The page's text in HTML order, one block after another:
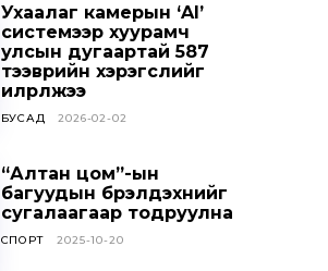
Ухаалаг камерын ‘AI’
системээр хуурамч
улсын дугаартай 587
тээврийн хэрэгслийг
илрүүлжээ
БУСАД 2026-02-02
“Алтан цом”-ын
багуудын бүрэлдэхүүнийг
сугалаагаар тодруулна
СПОРТ 2025-10-20